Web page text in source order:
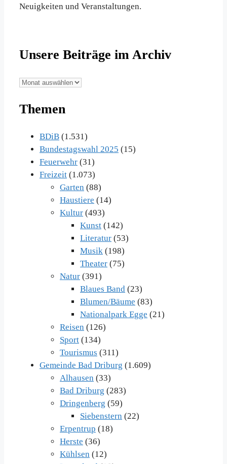
Neuigkeiten und Veranstaltungen.
Unsere Beiträge im Archiv
Unsere
im
Themen
BDiB (1.531)
Bundestagswahl 2025 (15)
Feuerwehr (31)
Freizeit (1.073)
Garten (88)
Haustiere (14)
Kultur (493)
Kunst (142)
Literatur (53)
Musik (198)
Theater (75)
Natur (391)
Blaues Band (23)
Blumen/Bäume (83)
Nationalpark Egge (21)
Reisen (126)
Sport (134)
Tourismus (311)
Gemeinde Bad Driburg (1.609)
Alhausen (33)
Bad Driburg (283)
Dringenberg (59)
Siebenstern (22)
Erpentrup (18)
Herste (36)
Kühlsen (12)